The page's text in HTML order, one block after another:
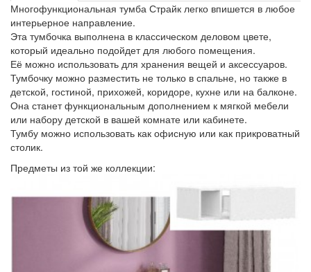
Многофункциональная тумба Страйк легко впишется в любое
интерьерное направление.
Эта тумбочка выполнена в классическом деловом цвете,
который идеально подойдет для любого помещения.
Её можно использовать для хранения вещей и аксессуаров.
Тумбочку можно разместить не только в спальне, но также в
детской, гостиной, прихожей, коридоре, кухне или на балконе.
Она станет функциональным дополнением к мягкой мебели
или набору детской в вашей комнате или кабинете.
Тумбу можно использовать как офисную или как прикроватный
столик.
Предметы из той же коллекции: